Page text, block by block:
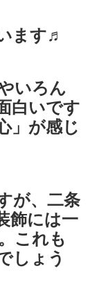
ます♬
いろん
白いです
」が感じ
が、二条
飾には一
これも
しょう